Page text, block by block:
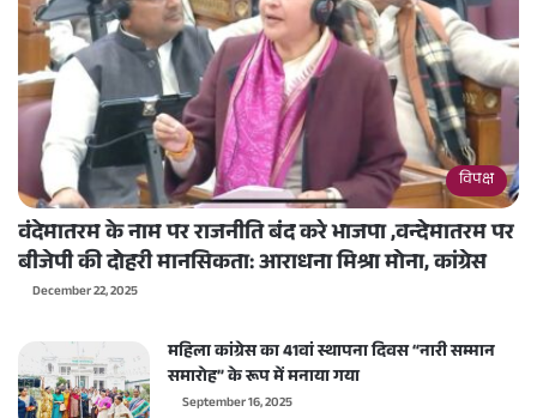
विपक्ष
वंदेमातरम के नाम पर राजनीति बंद करे भाजपा ,वन्देमातरम पर
बीजेपी की दोहरी मानसिकता: आराधना मिश्रा मोना, कांग्रेस
December 22, 2025
महिला कांग्रेस का 41वां स्थापना दिवस “नारी सम्मान
समारोह” के रूप में मनाया गया
September 16, 2025